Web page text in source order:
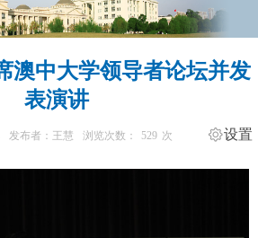
澳中大学领导者论坛并发
表演讲
发布者：王慧 浏览次数： 529 次 设置